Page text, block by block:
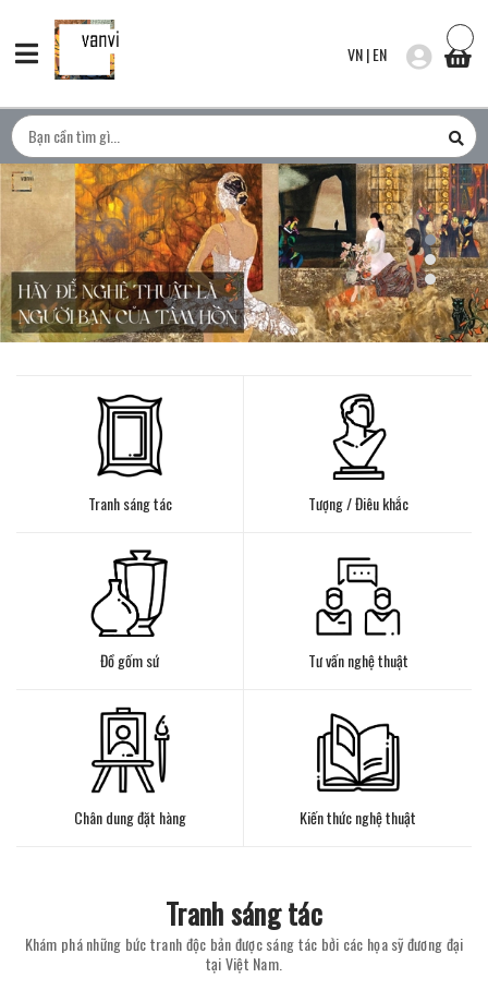
VN|EN
Tranh sáng tác Tượng / Điêu khắc
Đồ gốm sứ Tư vấn nghệ thuật
Chân dung đặt hàng Kiến thức nghệ thuật
Tranh sáng tác
Khám phá những bức tranh độc bản được sáng tác bởi các họa sỹ đương đại
tại Việt Nam.